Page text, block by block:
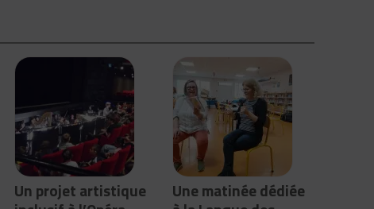
Un projet artistique
Une matinée dédiée